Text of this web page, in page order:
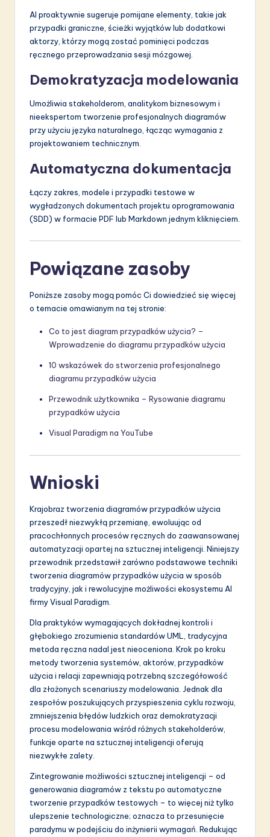
AI proaktywnie sugeruje pomijane elementy, takie jak
przypadki graniczne, ścieżki wyjątków lub dodatkowi
aktorzy, którzy mogą zostać pominięci podczas
ręcznego przeprowadzania sesji mózgowej.
Demokratyzacja modelowania
Umożliwia stakeholderom, analitykom biznesowym i
nieekspertom tworzenie profesjonalnych diagramów
przy użyciu języka naturalnego, łącząc wymagania z
projektowaniem technicznym.
Automatyczna dokumentacja
Łączy zakres, modele i przypadki testowe w
wygładzonych dokumentach projektu oprogramowania
(SDD) w formacie PDF lub Markdown jednym kliknięciem.
Powiązane zasoby
Poniższe zasoby mogą pomóc Ci dowiedzieć się więcej
o temacie omawianym na tej stronie:
Co to jest diagram przypadków użycia? –
Wprowadzenie do diagramu przypadków użycia
10 wskazówek do stworzenia profesjonalnego
diagramu przypadków użycia
Przewodnik użytkownika – Rysowanie diagramu
przypadków użycia
Visual Paradigm na YouTube
Wnioski
Krajobraz tworzenia diagramów przypadków użycia
przeszedł niezwykłą przemianę, ewoluując od
pracochłonnych procesów ręcznych do zaawansowanej
automatyzacji opartej na sztucznej inteligencji. Niniejszy
przewodnik przedstawił zarówno podstawowe techniki
tworzenia diagramów przypadków użycia w sposób
tradycyjny, jak i rewolucyjne możliwości ekosystemu AI
firmy Visual Paradigm.
Dla praktyków wymagających dokładnej kontroli i
głębokiego zrozumienia standardów UML, tradycyjna
metoda ręczna nadal jest nieoceniona. Krok po kroku
metody tworzenia systemów, aktorów, przypadków
użycia i relacji zapewniają potrzebną szczegółowość
dla złożonych scenariuszy modelowania. Jednak dla
zespołów poszukujących przyspieszenia cyklu rozwoju,
zmniejszenia błędów ludzkich oraz demokratyzacji
procesu modelowania wśród różnych stakeholderów,
funkcje oparte na sztucznej inteligencji oferują
niezwykłe zalety.
Zintegrowanie możliwości sztucznej inteligencji – od
generowania diagramów z tekstu po automatyczne
tworzenie przypadków testowych – to więcej niż tylko
ulepszenie technologiczne; oznacza to przesunięcie
paradymu w podejściu do inżynierii wymagań. Redukując